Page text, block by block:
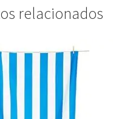
relacionados